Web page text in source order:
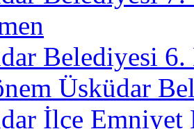
Belediyesi 6.
Üsküdar
İlçe